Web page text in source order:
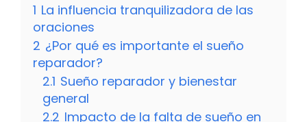
1 La influencia tranquilizadora de las
oraciones
2 ¿Por qué es importante el sueño
reparador?
2.1 Sueño reparador y bienestar
general
2.2 Impacto de la falta de sueño en